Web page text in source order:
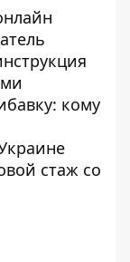
кому
стаж со